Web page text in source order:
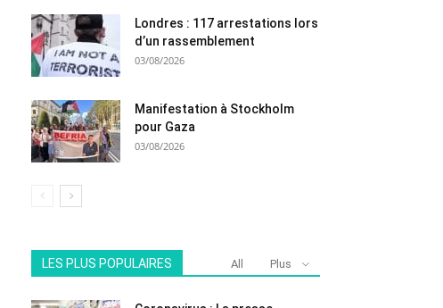
Londres : 117 arrestations lors
d’un rassemblement
03/08/2026
Manifestation à Stockholm
pour Gaza
03/08/2026
LES PLUS POPULAIRES All Plus